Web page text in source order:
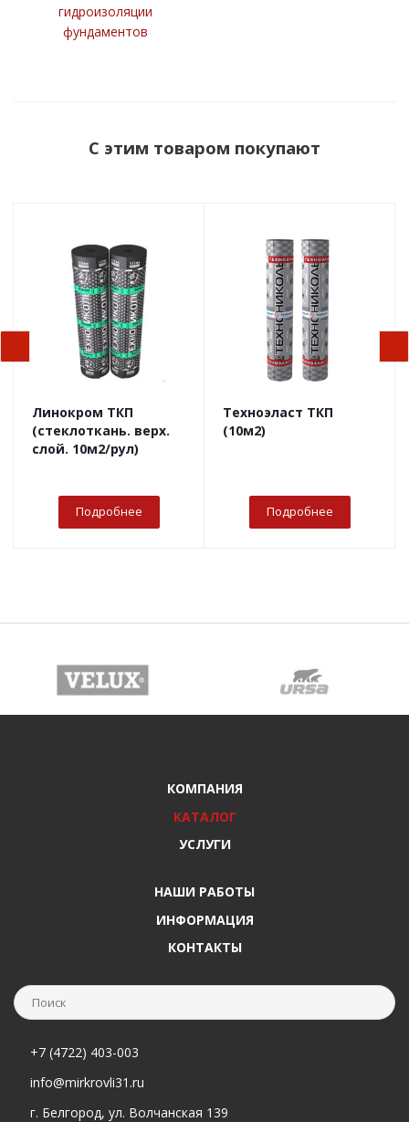
гидроизоляции
фундаментов
С этим товаром покупают
Линокром ТКП
(стеклоткань. верх.
слой. 10м2/рул)
Подробнее
Техноэласт ТКП
(10м2)
Подробнее
КОМПАНИЯ
КАТАЛОГ
УСЛУГИ
НАШИ РАБОТЫ
ИНФОРМАЦИЯ
КОНТАКТЫ
+7 (4722) 403-003
info@mirkrovli31.ru
г. Белгород, ул. Волчанская 139